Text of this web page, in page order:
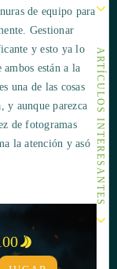
ARTÍCULOS INTERESANTES
de equipo para
Gestionar
y esto ya lo
están a la
una de las cosas
y aunque parezca
de fotogramas
la atención y asó